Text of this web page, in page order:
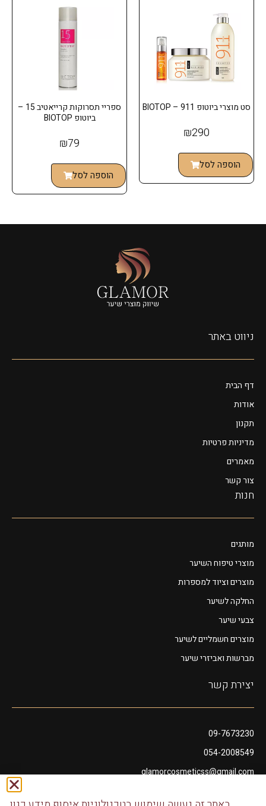
סט מוצרי ביוטופ 911 – BIOTOP
₪290
הוספה לסל
ספריי תסרוקות קרייאטיב 15 –
ביוטופ BIOTOP
₪79
הוספה לסל
ניווט באתר
דף הבית
אודות
תקנון
מדיניות פרטיות
מאמרים
צור קשר
חנות
מותגים
מוצרי טיפוח השיער
מוצרים וציוד למספרות
החלקה לשיער
צבעי שיער
מוצרים חשמליים לשיער
מברשות ואביזרי שיער
יצירת קשר
09-7673230
054-2008549
glamorcosmeticss@gmail.com